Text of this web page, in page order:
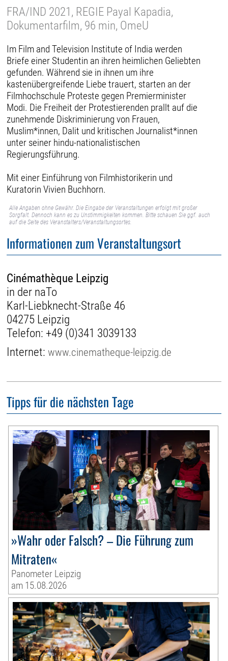
FRA/IND 2021, REGIE Payal Kapadia,
Dokumentarfilm, 96 min, OmeU
Im Film and Television Institute of India werden
Briefe einer Studentin an ihren heimlichen Geliebten
gefunden. Während sie in ihnen um ihre
kastenübergreifende Liebe trauert, starten an der
Filmhochschule Proteste gegen Premierminister
Modi. Die Freiheit der Protestierenden prallt auf die
zunehmende Diskriminierung von Frauen,
Muslim*innen, Dalit und kritischen Journalist*innen
unter seiner hindu-nationalistischen
Regierungsführung.
Mit einer Einführung von Filmhistorikerin und
Kuratorin Vivien Buchhorn.
Alle Angaben ohne Gewähr. Die Eingabe der Veranstaltungen erfolgt mit großer
Sorgfalt. Dennoch kann es zu Unstimmigkeiten kommen. Bitte schauen Sie ggf. auch
auf die Seite des Veranstalters/Veranstaltungsortes.
Informationen zum Veranstaltungsort
Cinémathèque Leipzig
in der naTo
Karl-Liebknecht-Straße 46
04275 Leipzig
Telefon: +49 (0)341 3039133
Internet:www.cinematheque-leipzig.de
Tipps für die nächsten Tage
»Wahr oder Falsch? – Die Führung zum
Mitraten«
Panometer Leipzig
am 15.08.2026